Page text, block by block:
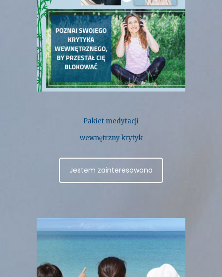
Pakiet medytacji
wewnętrzny krytyk
Jestem zainteresowana